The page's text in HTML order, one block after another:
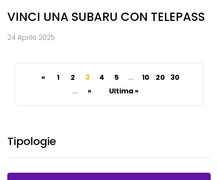
VINCI UNA SUBARU CON TELEPASS
24 Aprile 2025
« 1 2 3 4 5 ... 10 20
30
...
» Ultima »
Tipologie